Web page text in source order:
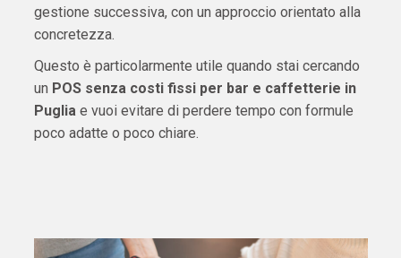
gestione successiva, con un approccio orientato alla
concretezza.
Questo è particolarmente utile quando stai cercando
un POS senza costi fissi per bar e caffetterie in
Pugliae vuoi evitare di perdere tempo con formule
poco adatte o poco chiare.